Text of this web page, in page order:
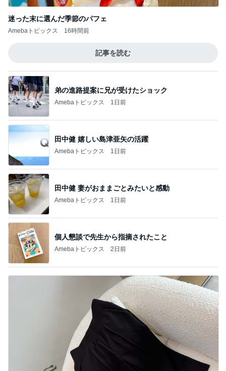
迷った末に選んだ季節のパフェ
Amebaトピックス 16時間前
記事を読む
弟の進路提案に兄が受けたショック
Amebaトピックス 1日前
田中健 嬉しい島津亜矢の活躍
Amebaトピックス 1日前
田中健 妻がおままごとみたいと感動
Amebaトピックス 1日前
個人懇談で先生から指摘されたこと
Amebaトピックス 2日前